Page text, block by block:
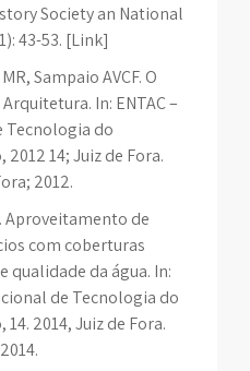
Society an National
43-53. [Link]
Sampaio AVCF. O
In: ENTAC –
Tecnologia do
14; Juiz de Fora.
2012.
Aproveitamento de
com coberturas
qualidade da água. In:
de Tecnologia do
2014, Juiz de Fora.